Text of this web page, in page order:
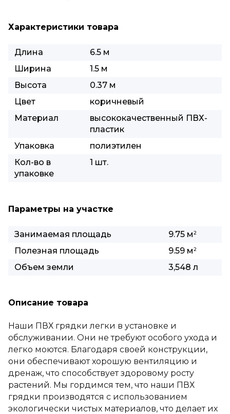
Характеристики товара
Длина
6.5 м
Ширина
1.5 м
Высота
0.37 м
Цвет
коричневый
Материал
высококачественный ПВХ-
пластик
Упаковка
полиэтилен
Кол-во в
упаковке
1 шт.
Параметры на участке
Занимаемая площадь 9.75 м2
Полезная площадь 9.59 м2
Объем земли 3,548 л
Описание товара
Наши ПВХ грядки легки в установке и
обслуживании. Они не требуют особого ухода и
легко моются. Благодаря своей конструкции,
они обеспечивают хорошую вентиляцию и
дренаж, что способствует здоровому росту
растений. Мы гордимся тем, что наши ПВХ
грядки производятся с использованием
экологически чистых материалов, что делает их